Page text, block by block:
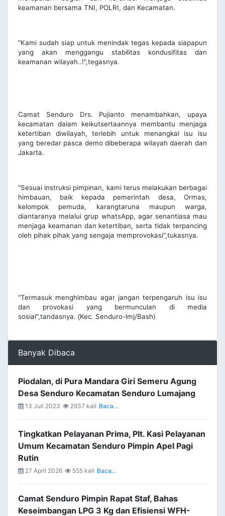
keamanan bersama TNI, POLRI, dan Kecamatan.
"Kami sudah siap untuk menindak tegas kepada siapapun
yang akan menggangu stabilitas kondusifitas dan
keamanan wilayah..!",tegasnya.
Camat Senduro Drs. Pujianto menambahkan, upaya
kecamatan dalam keikutsertaannya membantu menjaga
ketertiban diwilayah, terlebih untuk menangkal isu isu
yang beredar pasca demo dibeberapa wilayah daerah dan
Jakarta.
"Sesuai instruksi pimpinan, kami terus melakukan berbagai
himbauan, baik kepada pemerintah desa, Ormas,
kelompok pemuda, karangtaruna maupun warga,
diantaranya melalui grup whatsApp, agar senantiasa mau
menjaga keamanan dan ketertiban, serta tidak terpancing
oleh pihak pihak yang sengaja memprovokasi",tukasnya.
"Termasuk menghimbau agar jangan terpengaruh isu isu
dan provokasi yang bermunculan di media
sosial",tandasnya. (Kec. Senduro-lmj/Bash)
Banyak Dibaca
Piodalan, di Pura Mandara Giri Semeru Agung
Desa Senduro Kecamatan Senduro Lumajang
13 Juli 2023 2937 kali Baca...
Tingkatkan Pelayanan Prima, Plt. Kasi Pelayanan
Umum Kecamatan Senduro Pimpin Apel Pagi
Rutin
27 April 2026 555 kali Baca...
Camat Senduro Pimpin Rapat Staf, Bahas
Keseimbangan LPG 3 Kg dan Efisiensi WFH-